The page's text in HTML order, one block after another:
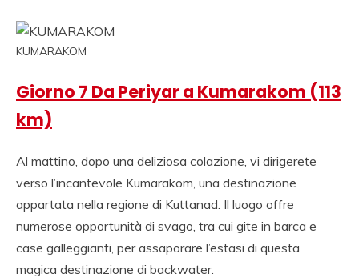
KUMARAKOM
Giorno 7 Da Periyar a Kumarakom (113
km)
Al mattino, dopo una deliziosa colazione, vi dirigerete
verso l’incantevole Kumarakom, una destinazione
appartata nella regione di Kuttanad. Il luogo offre
numerose opportunità di svago, tra cui gite in barca e
case galleggianti, per assaporare l’estasi di questa
magica destinazione di backwater.